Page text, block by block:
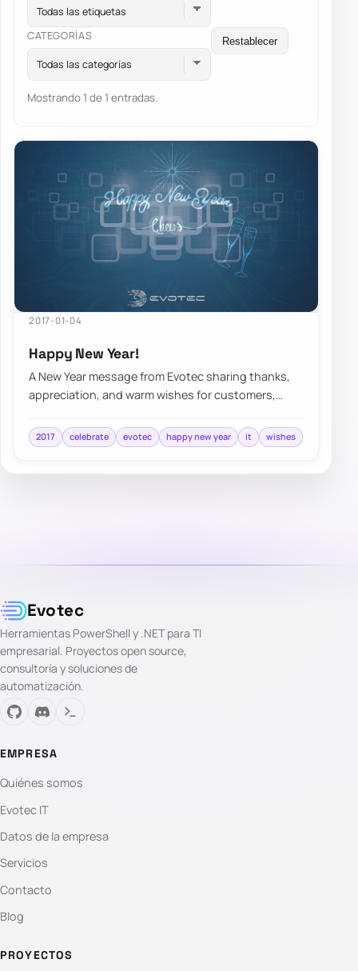
Todas las etiquetas
CATEGORÍAS
Todas las categorías
Restablecer
Mostrando 1 de 1 entradas.
2017-01-04
Happy New Year!
A New Year message from Evotec sharing thanks,
appreciation, and warm wishes for customers,
2017 celebrate evotec happy new year it wishes
Evotec
Herramientas PowerShell y .NET para TI
empresarial. Proyectos open source,
consultoría y soluciones de
automatización.
EMPRESA
Quiénes somos
Evotec IT
Datos de la empresa
Servicios
Contacto
Blog
PROYECTOS